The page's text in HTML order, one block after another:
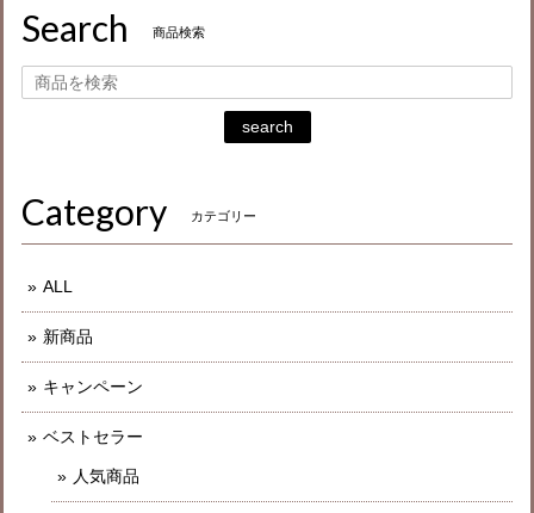
Search 商品検索
search
Category カテゴリー
ALL
新商品
キャンペーン
ベストセラー
人気商品